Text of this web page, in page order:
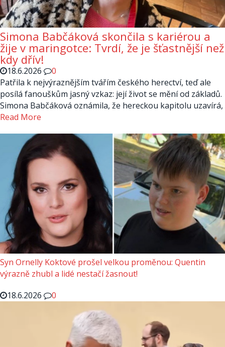
Simona Babčáková skončila s kariérou a
žije v maringotce: Tvrdí, že je šťastnější než
kdy dřív!
18.6.2026
0
Patřila k nejvýraznějším tvářím českého herectví, teď ale
posílá fanouškům jasný vzkaz: její život se mění od základů.
Simona Babčáková oznámila, že hereckou kapitolu uzavírá,
Read More
Syn Ornelly Koktové prošel velkou proměnou: Quentin
výrazně zhubl a lidé nestačí žasnout!
18.6.2026
0